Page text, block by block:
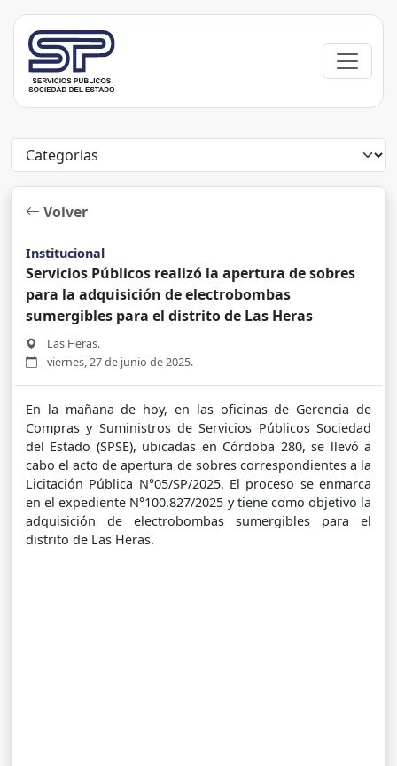
Volver
Institucional
Servicios Públicos realizó la apertura de sobres
para la adquisición de electrobombas
sumergibles para el distrito de Las Heras
Las Heras.
viernes, 27 de junio de 2025.
En la mañana de hoy, en las oficinas de Gerencia de
Compras y Suministros de Servicios Públicos Sociedad
del Estado (SPSE), ubicadas en Córdoba 280, se llevó a
cabo el acto de apertura de sobres correspondientes a la
Licitación Pública N°05/SP/2025. El proceso se enmarca
en el expediente N°100.827/2025 y tiene como objetivo la
adquisición de electrobombas sumergibles para el
distrito de Las Heras.